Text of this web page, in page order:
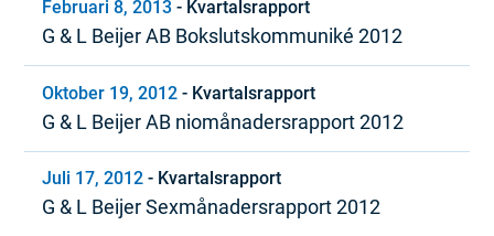
Februari 8, 2013 - Kvartalsrapport
G & L Beijer AB Bokslutskommuniké 2012
Oktober 19, 2012 - Kvartalsrapport
G & L Beijer AB niomånadersrapport 2012
Juli 17, 2012 - Kvartalsrapport
G & L Beijer Sexmånadersrapport 2012